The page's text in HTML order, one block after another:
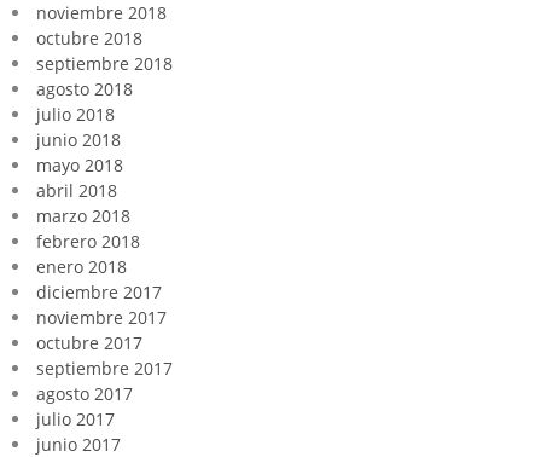
noviembre 2018
octubre 2018
septiembre 2018
agosto 2018
julio 2018
junio 2018
mayo 2018
abril 2018
marzo 2018
febrero 2018
enero 2018
diciembre 2017
noviembre 2017
octubre 2017
septiembre 2017
agosto 2017
julio 2017
junio 2017